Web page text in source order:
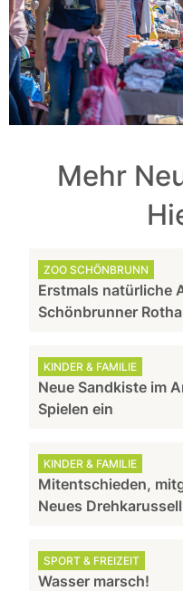
Mehr
ZOO SCHÖNBRUNN
Erstmals natürliche
Schönbrunner
KINDER & FAMILIE
Neue Sandkiste im
Spielen ein
KINDER & FAMILIE
Mitentschieden,
Neues
SPORT & FREIZEIT
Wasser marsch!